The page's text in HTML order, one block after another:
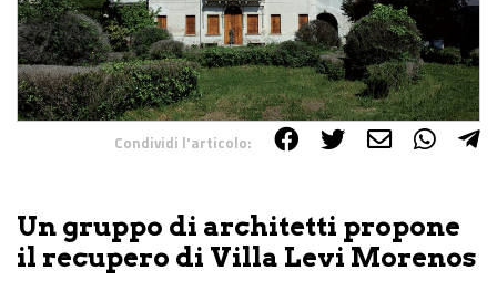
Condividi l'articolo:
Un gruppo di architetti propone
il recupero di Villa Levi Morenos